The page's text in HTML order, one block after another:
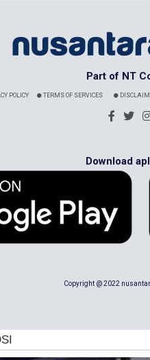
Part of NT
POLICY TERMS OF SERVICES
Download
Copyright @ 2022